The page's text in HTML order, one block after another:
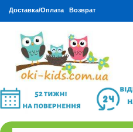
Доставка/Оплата Возврат